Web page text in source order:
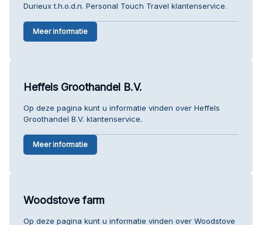
Durieux t.h.o.d.n. Personal Touch Travel klantenservice.
Meer informatie
Heffels Groothandel B.V.
Op deze pagina kunt u informatie vinden over Heffels
Groothandel B.V. klantenservice.
Meer informatie
Woodstove farm
Op deze pagina kunt u informatie vinden over Woodstove